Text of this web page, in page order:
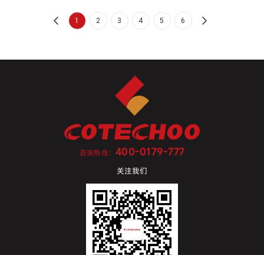
胶车轮压在石头路面上，也让自己饱受颠簸之苦。如果能用软性
材料把车轮包裹起来，那一定会让骑车和乘车都舒服。想到就
1 2 3 4 5 6
咨询热线：400-0179-777
关注我们